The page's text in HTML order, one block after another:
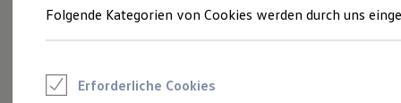
Junge Gebrauchtwagen und Gebrauchtwagen
Saisonangebote
Folgende Kategorien von Cookies werden durch uns
Erforderliche Cookies